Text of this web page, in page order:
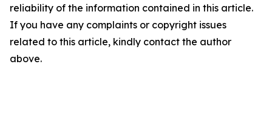
reliability of the information contained in this article.
If you have any complaints or copyright issues
related to this article, kindly contact the author
above.